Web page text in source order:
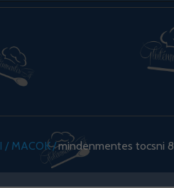
/ MACOK mindenmentes tocsni 8